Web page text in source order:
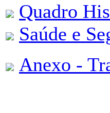
Quadro
Saúde e
Anexo -